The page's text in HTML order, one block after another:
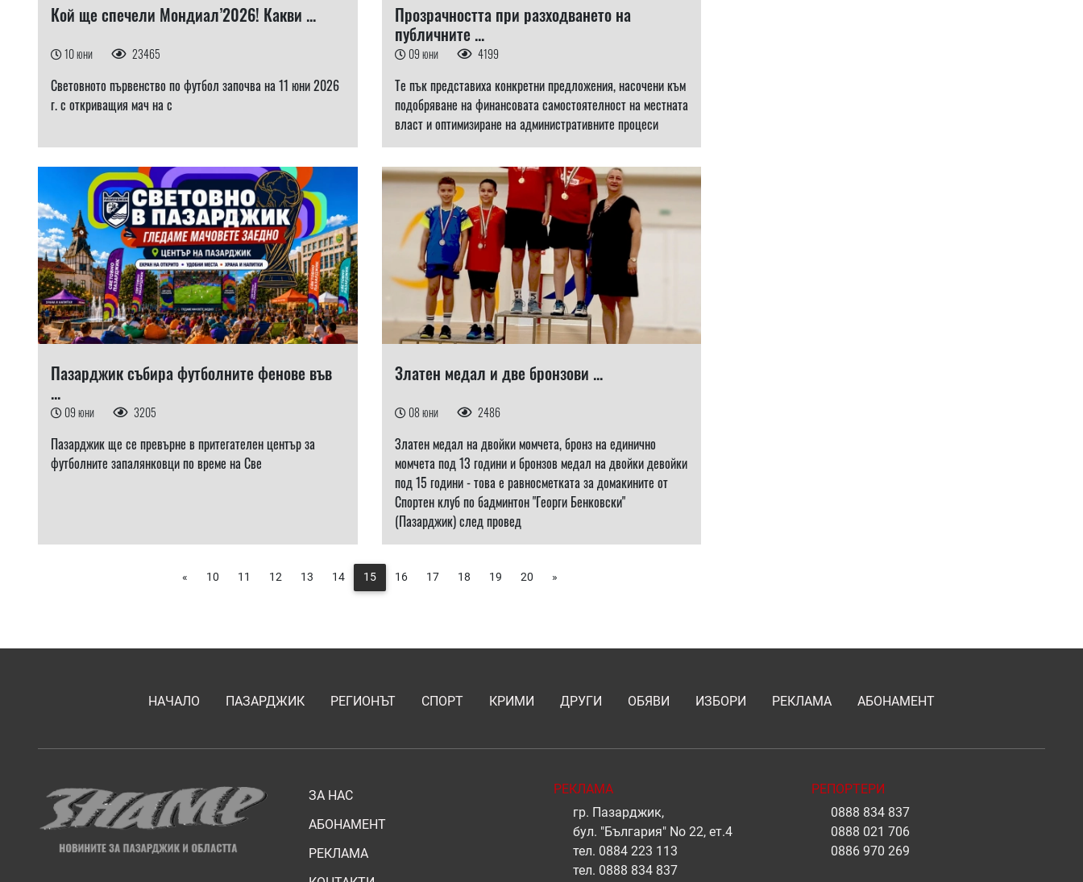
Кой ще спечели Мондиал’2026! Какви ...
10 юни 23465
Световното първенство по футбол започва на 11 юни 2026
г. с откриващия мач на с
Прозрачността при разходването на
публичните ...
09 юни 4199
Те пък представиха конкретни предложения, насочени към
подобряване на финансовата самостоятелност на местната
власт и оптимизиране на административните процеси
Пазарджик събира футболните фенове във
...
09 юни 3205
Пазарджик ще се превърне в притегателен център за
футболните запалянковци по време на Све
Златен медал и две бронзови ...
08 юни 2486
Златен медал на двойки момчета, бронз на единично
момчета под 13 години и бронзов медал на двойки девойки
под 15 години - това е равносметката за домакините от
Спортен клуб по бадминтон "Георги Бенковски"
(Пазарджик) след провед
« 10 11 12 13 14 15 16 17 18 19 20 »
НАЧАЛО ПАЗАРДЖИК РЕГИОНЪТ СПОРТ КРИМИ ДРУГИ ОБЯВИ ИЗБОРИ РЕКЛАМА АБОНАМЕНТ
ЗА НАС
АБОНАМЕНТ
РЕКЛАМА
РЕКЛАМА
гр. Пазарджик,
бул. "България" No 22, ет.4
тел. 0884 223 113
тел. 0888 834 837
РЕПОРТЕРИ
0888 834 837
0888 021 706
0886 970 269